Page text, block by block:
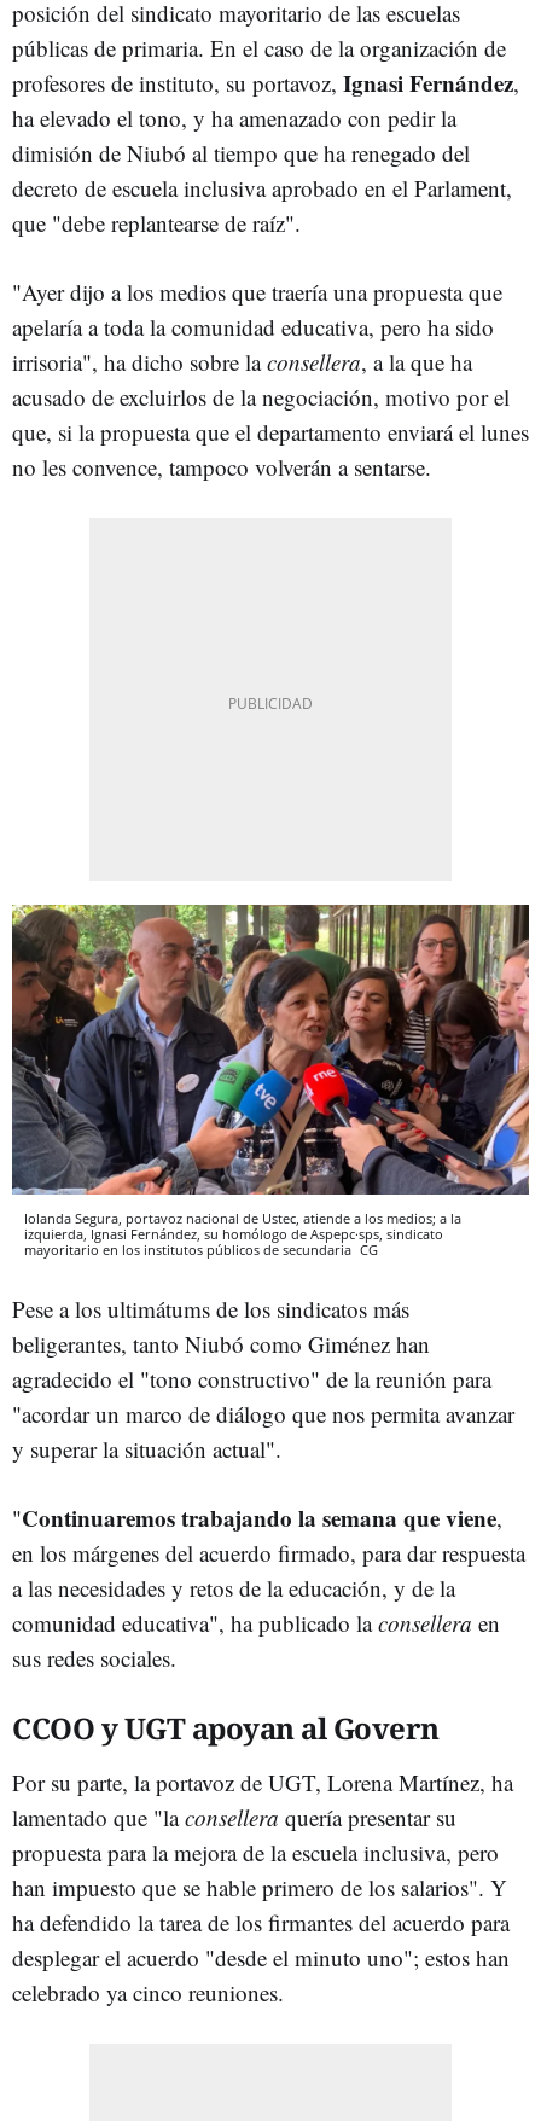
posición del sindicato mayoritario de las escuelas
públicas de primaria. En el caso de la organización de
profesores de instituto, su portavoz, Ignasi Fernández,
ha elevado el tono, y ha amenazado con pedir la
dimisión de Niubó al tiempo que ha renegado del
decreto de escuela inclusiva aprobado en el Parlament,
que "debe replantearse de raíz".
"Ayer dijo a los medios que traería una propuesta que
apelaría a toda la comunidad educativa, pero ha sido
irrisoria", ha dicho sobre laconsellera, a la que ha
acusado de excluirlos de la negociación, motivo por el
que, si la propuesta que el departamento enviará el lunes
no les convence, tampoco volverán a sentarse.
Iolanda Segura, portavoz nacional de Ustec, atiende a los medios; a la
izquierda, Ignasi Fernández, su homólogo de Aspepc·sps, sindicato
mayoritario en los institutos públicos de secundaria CG
Pese a los ultimátums de los sindicatos más
beligerantes, tanto Niubó como Giménez han
agradecido el "tono constructivo" de la reunión para
"acordar un marco de diálogo que nos permita avanzar
y superar la situación actual".
"Continuaremos trabajando la semana que viene,
en los márgenes del acuerdo firmado, para dar respuesta
a las necesidades y retos de la educación, y de la
comunidad educativa", ha publicado laconsellera en
sus redes sociales.
CCOO y UGT apoyan al Govern
Por su parte, la portavoz de UGT, Lorena Martínez, ha
lamentado que "laconsellera quería presentar su
propuesta para la mejora de la escuela inclusiva, pero
han impuesto que se hable primero de los salarios". Y
ha defendido la tarea de los firmantes del acuerdo para
desplegar el acuerdo "desde el minuto uno"; estos han
celebrado ya cinco reuniones.